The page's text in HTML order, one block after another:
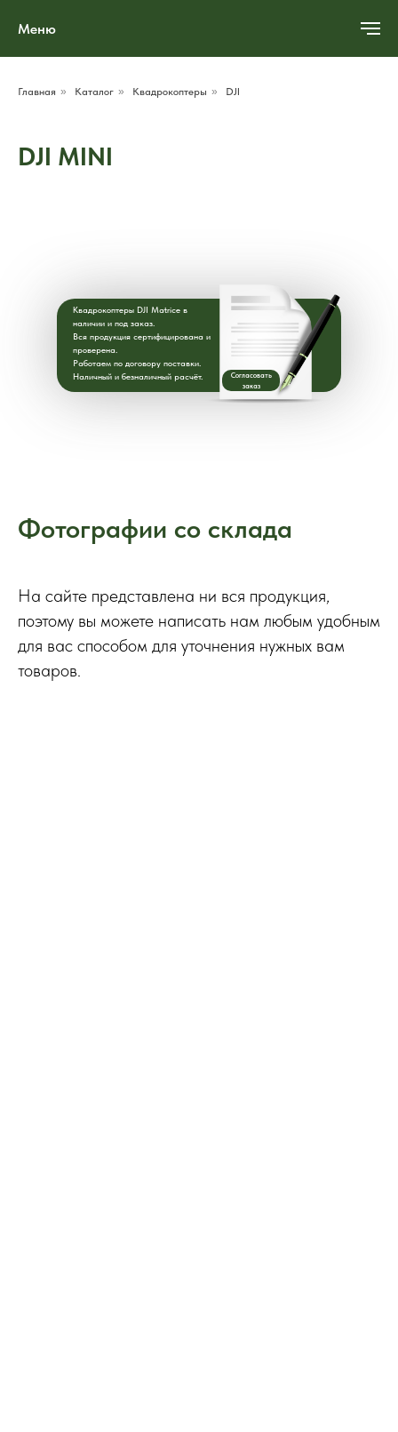
Меню
Главная » Каталог » Квадрокоптеры » DJI
DJI MINI
Квадрокоптеры DJI Matrice в
наличии и под заказ.
Вся продукция сертифицирована и
проверена.
Работаем по договору поставки.
Наличный и безналичный расчёт.
Согласовать
заказ
Фотографии со склада
На сайте представлена ни вся продукция,
поэтому вы можете написать нам любым удобным
для вас способом для уточнения нужных вам
товаров.